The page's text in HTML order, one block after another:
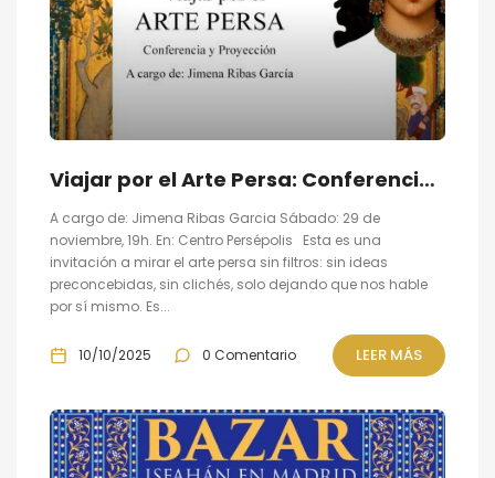
Viajar por el Arte Persa: Conferencia y Proyección
A cargo de: Jimena Ribas Garcia Sábado: 29 de
noviembre, 19h. En: Centro Persépolis Esta es una
invitación a mirar el arte persa sin filtros: sin ideas
preconcebidas, sin clichés, solo dejando que nos hable
por sí mismo. Es...
10/10/2025 0 Comentario LEER MÁS